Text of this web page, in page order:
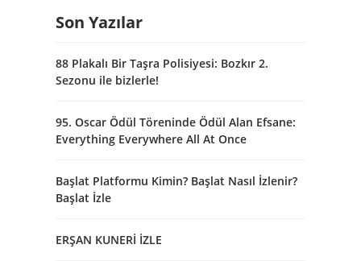
Son Yazılar
88 Plakalı Bir Taşra Polisiyesi: Bozkır 2.
Sezonu ile bizlerle!
95. Oscar Ödül Töreninde Ödül Alan Efsane:
Everything Everywhere All At Once
Başlat Platformu Kimin? Başlat Nasıl İzlenir?
Başlat İzle
ERŞAN KUNERİ İZLE